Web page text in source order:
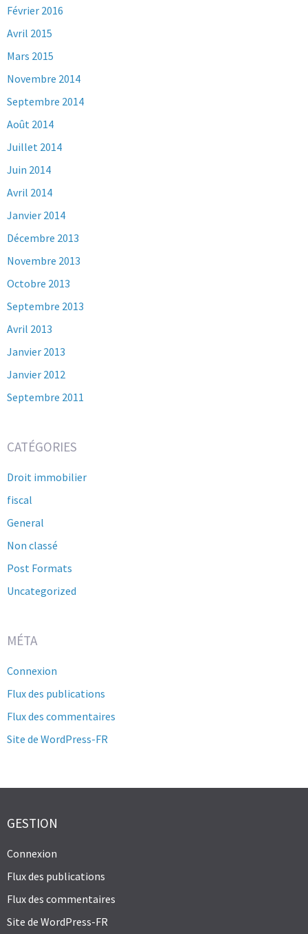
Février 2016
Avril 2015
Mars 2015
Novembre 2014
Septembre 2014
Août 2014
Juillet 2014
Juin 2014
Avril 2014
Janvier 2014
Décembre 2013
Novembre 2013
Octobre 2013
Septembre 2013
Avril 2013
Janvier 2013
Janvier 2012
Septembre 2011
CATÉGORIES
Droit immobilier
fiscal
General
Non classé
Post Formats
Uncategorized
MÉTA
Connexion
Flux des publications
Flux des commentaires
Site de WordPress-FR
GESTION
Connexion
Flux des publications
Flux des commentaires
Site de WordPress-FR